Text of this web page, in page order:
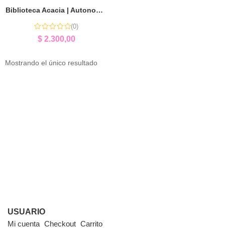
Biblioteca Acacia | Autonomía y Estimulación Temprana
(0)
$2.300,00
Mostrando el único resultado
USUARIO
Mi cuenta Checkout Carrito